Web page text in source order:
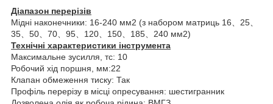
Діапазон перерізів
Мідні наконечники: 16-240 мм2 (з набором матриць 16、25、
35、50、70、95、120、150、185、240 мм2)
Технічні характеристики інструмента
Максимальне зусилля, тс: 10
Робочий хід поршня, мм:22
Клапан обмеження тиску: Так
Профіль перерізу в місці опресування: шестигранник